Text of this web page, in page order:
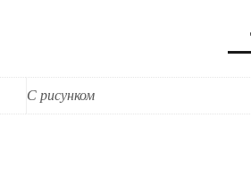
С рисунком